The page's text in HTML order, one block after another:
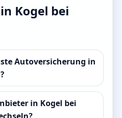
Kogel bei
Autoversicherung in
in Kogel bei